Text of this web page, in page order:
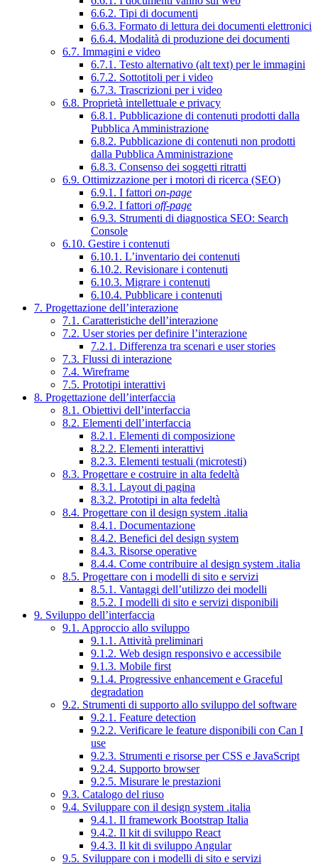
6.6.2. Tipi di documenti
6.6.3. Formato di lettura dei documenti elettronici
6.6.4. Modalità di produzione dei documenti
6.7. Immagini e video
6.7.1. Testo alternativo (alt text) per le immagini
6.7.2. Sottotitoli per i video
6.7.3. Trascrizioni per i video
6.8. Proprietà intellettuale e privacy
6.8.1. Pubblicazione di contenuti prodotti dalla
Pubblica Amministrazione
6.8.2. Pubblicazione di contenuti non prodotti
dalla Pubblica Amministrazione
6.8.3. Consenso dei soggetti ritratti
6.9. Ottimizzazione per i motori di ricerca (SEO)
6.9.1. I fattori on-page
6.9.2. I fattori off-page
6.9.3. Strumenti di diagnostica SEO: Search
Console
6.10. Gestire i contenuti
6.10.1. L’inventario dei contenuti
6.10.2. Revisionare i contenuti
6.10.3. Migrare i contenuti
6.10.4. Pubblicare i contenuti
7. Progettazione dell’interazione
7.1. Caratteristiche dell’interazione
7.2. User stories per definire l’interazione
7.2.1. Differenza tra scenari e user stories
7.3. Flussi di interazione
7.4. Wireframe
7.5. Prototipi interattivi
8. Progettazione dell’interfaccia
8.1. Obiettivi dell’interfaccia
8.2. Elementi dell’interfaccia
8.2.1. Elementi di composizione
8.2.2. Elementi interattivi
8.2.3. Elementi testuali (microtesti)
8.3. Progettare e costruire in alta fedeltà
8.3.1. Layout di pagina
8.3.2. Prototipi in alta fedeltà
8.4. Progettare con il design system .italia
8.4.1. Documentazione
8.4.2. Benefici del design system
8.4.3. Risorse operative
8.4.4. Come contribuire al design system .italia
8.5. Progettare con i modelli di sito e servizi
8.5.1. Vantaggi dell’utilizzo dei modelli
8.5.2. I modelli di sito e servizi disponibili
9. Sviluppo dell’interfaccia
9.1. Approccio allo sviluppo
9.1.1. Attività preliminari
9.1.2. Web design responsivo e accessibile
9.1.3. Mobile first
9.1.4. Progressive enhancement e Graceful
degradation
9.2. Strumenti di supporto allo sviluppo del software
9.2.1. Feature detection
9.2.2. Verificare le feature disponibili con Can I
use
9.2.3. Strumenti e risorse per CSS e JavaScript
9.2.4. Supporto browser
9.2.5. Misurare le prestazioni
9.3. Catalogo del riuso
9.4. Sviluppare con il design system .italia
9.4.1. Il framework Bootstrap Italia
9.4.2. Il kit di sviluppo React
9.4.3. Il kit di sviluppo Angular
9.5. Sviluppare con i modelli di sito e servizi